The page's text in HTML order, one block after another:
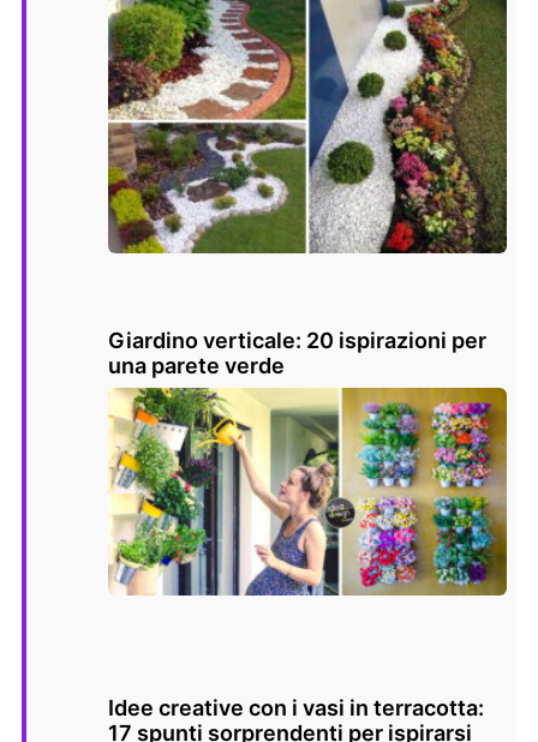
Giardino verticale: 20 ispirazioni per
una parete verde
Idee creative con i vasi in terracotta:
17 spunti sorprendenti per ispirarsi